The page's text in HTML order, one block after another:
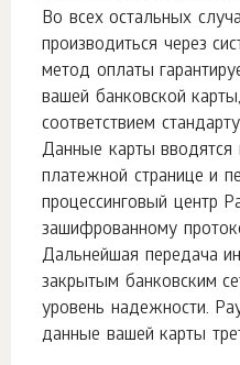
Во всех остальных
производиться через
метод оплаты
вашей банковской
соответствием
Данные карты
платежной странице и
процессинговый центр
зашифрованному
Дальнейшая передача
закрытым банковским
уровень надежности.
данные вашей карты